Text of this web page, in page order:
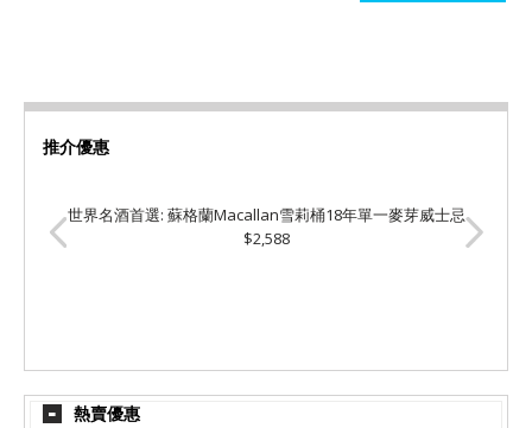
推介優惠
世界名酒首選: 蘇格蘭Macallan雪莉桶18年單一麥芽威士忌
$2,588
熱賣優惠